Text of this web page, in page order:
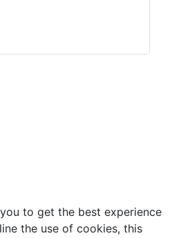
to get the best experience
the use of cookies, this